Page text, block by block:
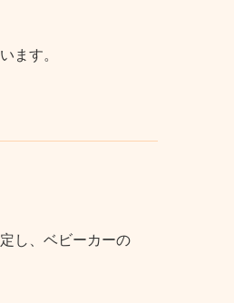
ます。
し、ベビーカーの